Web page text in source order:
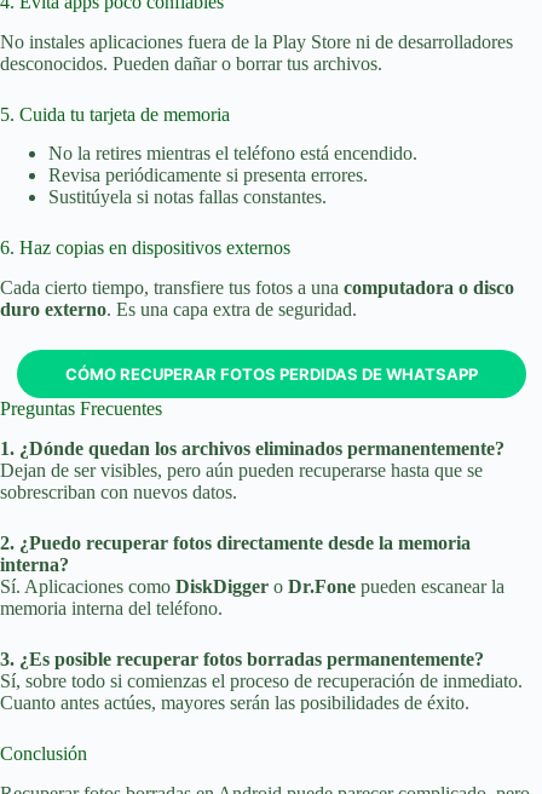
No instales aplicaciones fuera de la Play Store ni de desarrolladores
desconocidos. Pueden dañar o borrar tus archivos.
5. Cuida tu tarjeta de memoria
No la retires mientras el teléfono está encendido.
Revisa periódicamente si presenta errores.
Sustitúyela si notas fallas constantes.
6. Haz copias en dispositivos externos
Cada cierto tiempo, transfiere tus fotos a una computadora o disco
duro externo. Es una capa extra de seguridad.
CÓMO RECUPERAR FOTOS PERDIDAS DE WHATSAPP
Preguntas Frecuentes
1. ¿Dónde quedan los archivos eliminados permanentemente?
Dejan de ser visibles, pero aún pueden recuperarse hasta que se
sobrescriban con nuevos datos.
2. ¿Puedo recuperar fotos directamente desde la memoria
interna?
Sí. Aplicaciones como DiskDigger o Dr.Fone pueden escanear la
memoria interna del teléfono.
3. ¿Es posible recuperar fotos borradas permanentemente?
Sí, sobre todo si comienzas el proceso de recuperación de inmediato.
Cuanto antes actúes, mayores serán las posibilidades de éxito.
Conclusión